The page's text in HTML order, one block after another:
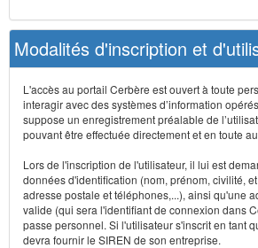
Modalités d'inscription et
L'accès au portail Cerbère est ouvert à toute
interagir avec des systèmes d’information
suppose un enregistrement préalable de
pouvant être effectuée directement et en toute
Lors de l'inscription de l'utilisateur, il lui est
données d'identification (nom, prénom, civilité,
adresse postale et téléphones,...), ainsi qu'une
valide (qui sera l'identifiant de connexion dans
passe personnel. Si l'utilisateur s'inscrit en tant
devra fournir le SIREN de son entreprise.